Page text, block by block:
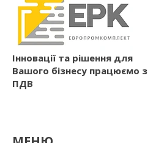
Інновації та рішення для
Вашого бізнесу працюємо з
ПДВ